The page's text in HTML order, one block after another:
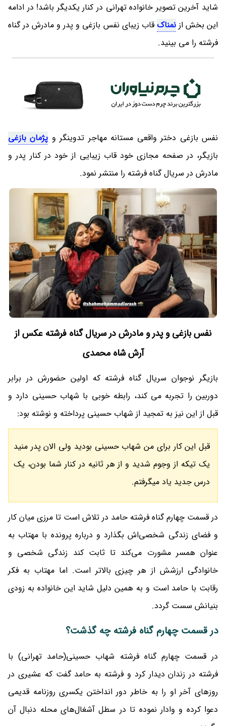
شاید آخرین تصویر خانواده تهرانی در کنار یکدیگر باشد! در ادامه
این بخش ازنمناک قاب زیبای نفس بازغی و پدر و مادرش در گناه
فرشته را می بینید.
نفس بازغی دختر واقعی مستانه مهاجر تدوینگر و پژمان بازغی
بازیگر، در صفحه مجازی خود قاب زیبایی از خود در کنار پدر و
مادرش در سریال گناه فرشته را منتشر نمود.
نفس بازغی و پدر و مادرش در سریال گناه فرشته عکس از
آرش شاه محمدی
بازیگر نوجوان سریال گناه فرشته که اولین حضورش در برابر
دوربین را تجربه می کند، رابطه خوبی با شهاب حسینی دارد و
قبل از این نیز به تمجید از شهاب حسینی پرداخته و نوشته بود:
قبل این کار برای من شهاب حسینی بودید ولی الان پدر منید
یک تیکه از وجوم شدید و از هر ثانیه در کنار شما بودن، یک
درس جدید یاد میگرفتم.
در قسمت چهارم گناه فرشته حامد در تلاش است تا مرزی میان کار
و فضای زندگی شخصی‌اش بگذارد و درباره پرونده‌ با مهتاب به
عنوان همسر مشورت می‌کند تا ثابت کند زندگی شخصی و
خانوادگی ارزشش از هر چیزی بالاتر است. اما مهتاب به فکر
رقابت با حامد است و به همین دلیل شاید این خانواده به زودی
بنیانش سست گردد.
در قسمت چهارم گناه فرشته چه گذشت؟
در قسمت چهارم گناه فرشته شهاب حسینی(حامد تهرانی) با
فرشته در زندان دیدار کرد و فرشته به حامد گفت که عشیری در
روزهای آخر او را به خاطر دور انداختن یکسری روزنامه قدیمی
دعوا کرده و وادار نموده تا در سطل آشغال‌های محله دنبال آن